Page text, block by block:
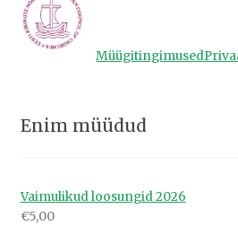
Müügitingimused
Enim müüdud
Vaimulikud loosungid 2026
€5,00